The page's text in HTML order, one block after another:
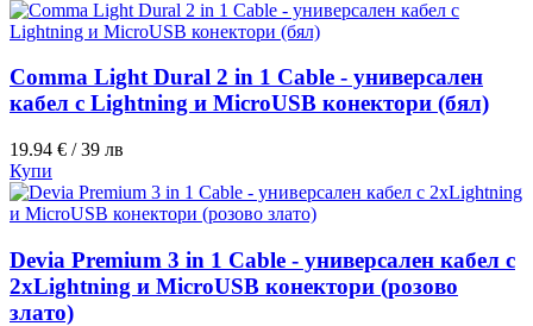
Comma Light Dural 2 in 1 Cable - универсален
кабел с Lightning и MicroUSB конектори (бял)
19.94 € / 39 лв
Купи
Devia Premium 3 in 1 Cable - универсален кабел с
2xLightning и MicroUSB конектори (розово
злато)